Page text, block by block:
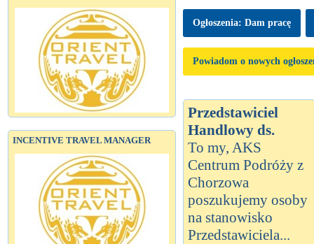
INCENTIVE TRAVEL MANAGER
Ogłoszenia: Dam pracę
Powiadom o nowych
Przedstawiciel
Handlowy ds.
To my, AKS
Centrum Podróży z
Chorzowa
poszukujemy osoby
na stanowisko
Przedstawiciela...